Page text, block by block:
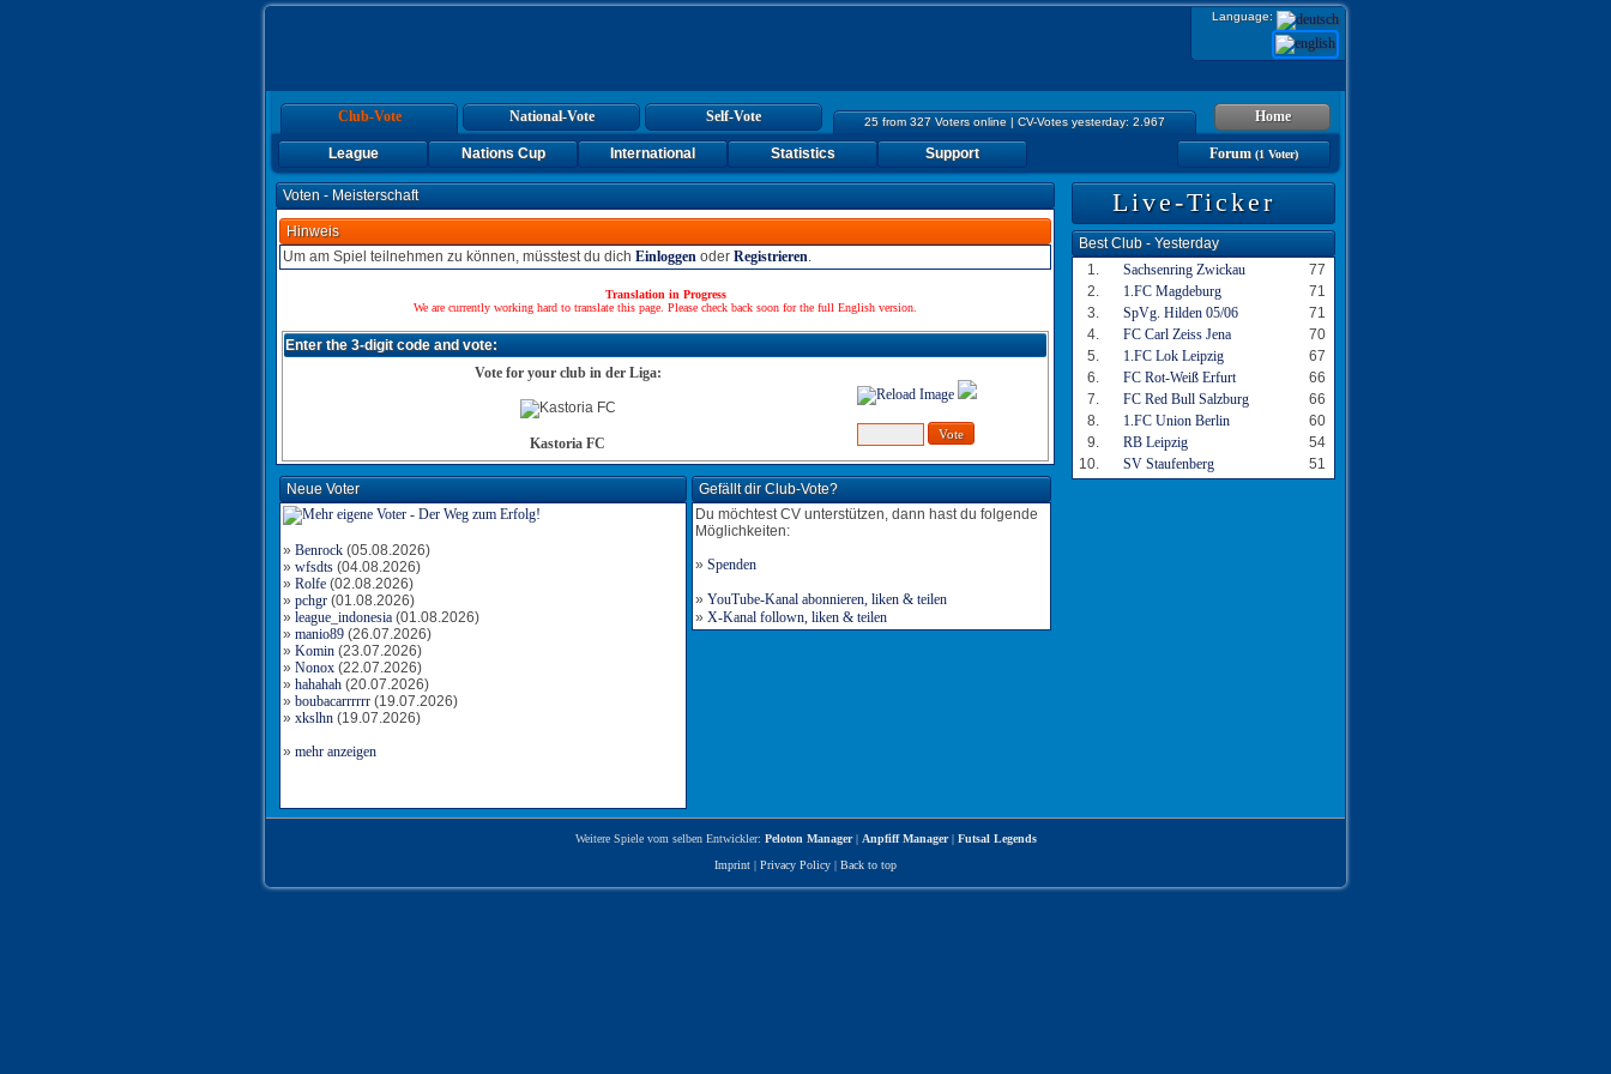
Language:
25 from 327 Voters online | CV-Votes yesterday: 2.967
Club-Vote National-Vote Self-Vote Home
Forum(1 Voter)
League Nations Cup International Statistics Support
Voten - Meisterschaft
Hinweis
Um am Spiel teilnehmen zu können, müsstest du dich Einloggen oder Registrieren.
Translation in Progress
We are currently working hard to translate this page. Please check back soon for the full English version.
Enter the 3-digit code and vote:
Vote for your club in der Liga:
Kastoria FC
Neue Voter
» Benrock (05.08.2026)
» wfsdts (04.08.2026)
» Rolfe (02.08.2026)
» pchgr (01.08.2026)
» league_indonesia (01.08.2026)
» manio89 (26.07.2026)
» Komin (23.07.2026)
» Nonox (22.07.2026)
» hahahah (20.07.2026)
» boubacarrrrrr (19.07.2026)
» xkslhn (19.07.2026)
» mehr anzeigen
Gefällt dir Club-Vote?
Du möchtest CV unterstützen, dann hast du folgende
Möglichkeiten:
» Spenden
» YouTube-Kanal abonnieren, liken & teilen
» X-Kanal follown, liken & teilen
Live-Ticker
Best Club - Yesterday
1.
Sachsenring Zwickau
77
2.
1.FC Magdeburg
71
3.
SpVg. Hilden 05/06
71
4.
FC Carl Zeiss Jena
70
5.
1.FC Lok Leipzig
67
6.
FC Rot-Weiß Erfurt
66
7.
FC Red Bull Salzburg
66
8.
1.FC Union Berlin
60
9.
RB Leipzig
54
10.
SV Staufenberg 51
Weitere Spiele vom selben Entwickler: Peloton Manager| Anpfiff Manager| Futsal Legends
Imprint | Privacy Policy | Back to top